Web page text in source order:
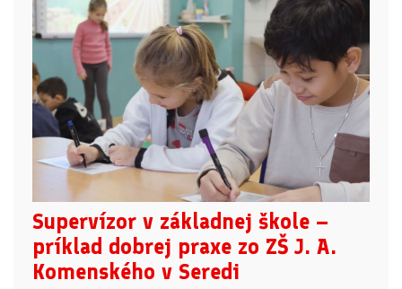
Supervízor v základnej škole –
príklad dobrej praxe zo ZŠ J. A.
Komenského v Seredi